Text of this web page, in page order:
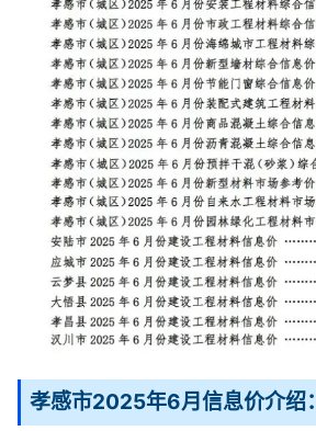
孝感市2025年6月信息价介绍：